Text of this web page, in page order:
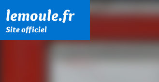
lemoule.fr
Site officiel